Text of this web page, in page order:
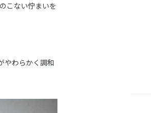
こない佇まいを
やわらかく調和